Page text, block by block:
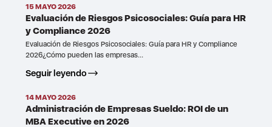
15 MAYO 2026
Evaluación de Riesgos Psicosociales: Guía para HR
y Compliance 2026
Evaluación de Riesgos Psicosociales: Guía para HR y Compliance
2026¿Cómo pueden las empresas...
Seguir leyendo
14 MAYO 2026
Administración de Empresas Sueldo: ROI de un
MBA Executive en 2026